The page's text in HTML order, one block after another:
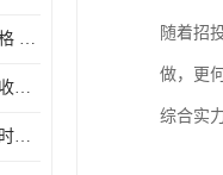
珠海附近代做审计报告价格 投标书怎么做
东莞附近做投标审计报告收费标准 标书废标注意事项
汕头附近代做投标书多长时间做好 标书废标注意事项
随着招
做，更
综合实